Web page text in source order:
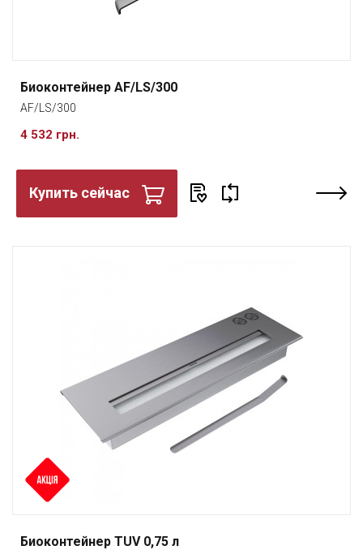
Биоконтейнер AF/LS/300
AF/LS/300
4 532 грн.
Купить сейчас
Биоконтейнер TUV 0,75 л